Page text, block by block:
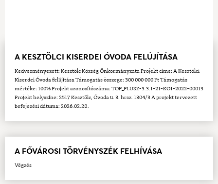
A KESZTÖLCI KISERDEI ÓVODA FELÚJÍTÁSA
Kedvezményezett: Kesztölc Község Önkormányzata Projekt címe: A Kesztölci
Kiserdei Óvoda felújítása Támogatás összege: 300 000 000 Ft Támogatás
mértéke: 100% Projekt azonosítószáma: TOP_PLUSZ-3.3.1-21-KO1-2022-00013
Projekt helyszíne: 2517 Kesztölc, Óvoda u. 3. hrsz. 1304/3 A projekt tervezett
befejezési dátuma: 2026.02.28.
A FŐVÁROSI TÖRVÉNYSZÉK FELHÍVÁSA
Végzés